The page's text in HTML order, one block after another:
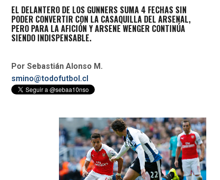
EL DELANTERO DE LOS GUNNERS SUMA 4 FECHAS SIN
PODER CONVERTIR CON LA CASAQUILLA DEL ARSENAL,
PERO PARA LA AFICIÓN Y ARSENE WENGER CONTINÚA
SIENDO INDISPENSABLE.
Por Sebastián Alonso M.
smino@todofutbol.cl